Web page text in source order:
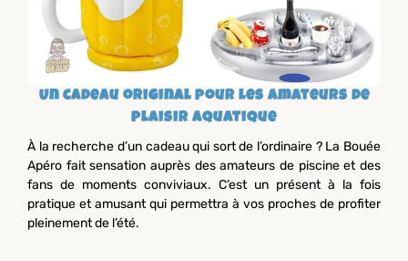
Un cadeau original pour les amateurs de
plaisir aquatique
À la recherche d’un cadeau qui sort de l’ordinaire ? La Bouée
Apéro fait sensation auprès des amateurs de piscine et des
fans de moments conviviaux. C’est un présent à la fois
pratique et amusant qui permettra à vos proches de profiter
pleinement de l’été.